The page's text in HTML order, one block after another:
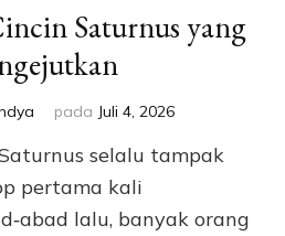
Saturnus yang
pada Juli 4, 2026
selalu tampak
pertama kali
lalu, banyak orang